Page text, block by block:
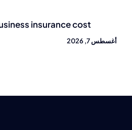
insurance cost?
أغسطس 7, 2026